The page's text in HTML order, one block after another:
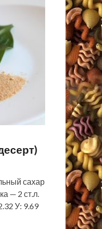
сахар
— 2 ст.л.
У: 9.69